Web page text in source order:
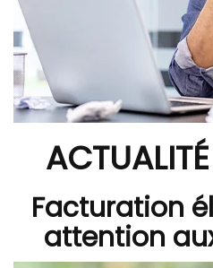
Facturation
attention